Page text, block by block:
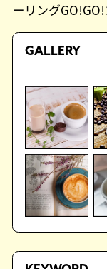
ーリング
GALLERY